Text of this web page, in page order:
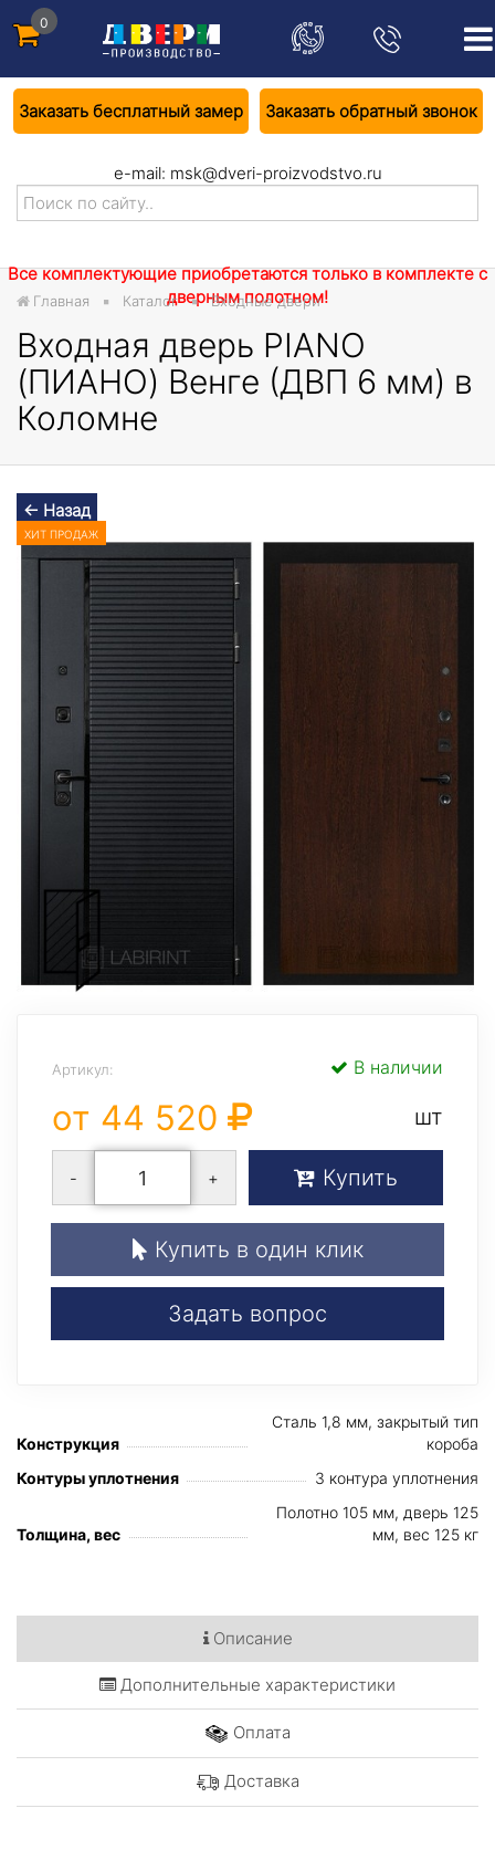
0
Заказать бесплатный замер Заказать обратный звонок
e-mail: msk@dveri-proizvodstvo.ru
Все комплектующие приобретаются только в комплекте с
дверным полотном!
Главная Каталог Входные двери
Входная дверь PIANO
(ПИАНО) Венге (ДВП 6 мм) в
Коломне
Артикул: В наличии
от 44 520 шт
- + Купить
Купить в один клик
Задать вопрос
Конструкция
Сталь 1,8 мм, закрытый тип
короба
Контуры уплотнения
3 контура уплотнения
Толщина, вес
Полотно 105 мм, дверь 125
мм, вес 125 кг
← Назад
ХИТ ПРОДАЖ
Описание
Дополнительные характеристики
Оплата
Доставка